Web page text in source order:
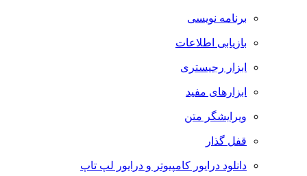
برنامه نویسی
بازیابی اطلاعات
ابزار رجیستری
ابزارهای مفید
ویرایشگر متن
قفل گذار
دانلود درایور کامپیوتر و درایور لپ تاپ